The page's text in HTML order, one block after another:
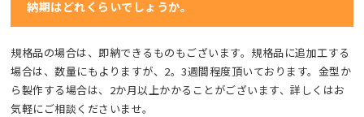
納期はどれくらいでしょうか。
規格品の場合は、即納できるものもございます。規格品に追加工する
場合は、数量にもよりますが、2。3週間程度頂いております。金型か
ら製作する場合は、2か月以上かかることがございます、詳しくはお
気軽にご相談くださいませ。